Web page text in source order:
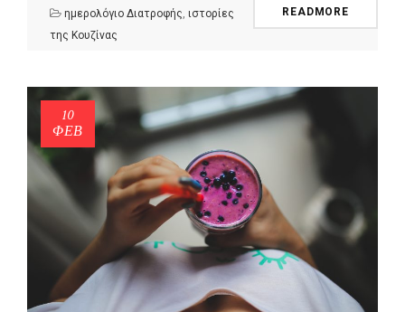
ημερολόγιο Διατροφής, ιστορίες
της Κουζίνας
READMORE
10
ΦΕΒ